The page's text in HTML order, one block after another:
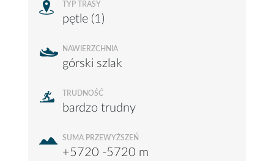
TYP TRASY
pętle (1)
NAWIERZCHNIA
górski szlak
TRUDNOŚĆ
bardzo trudny
SUMA PRZEWYŻSZEŃ
+5720 -5720 m